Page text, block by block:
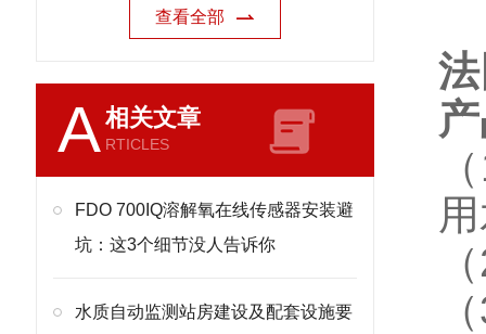
查看全部
A相关文章
RTICLES
FDO 700IQ溶解氧在线传感器安装避
坑：这3个细节没人告诉你
水质自动监测站房建设及配套设施要